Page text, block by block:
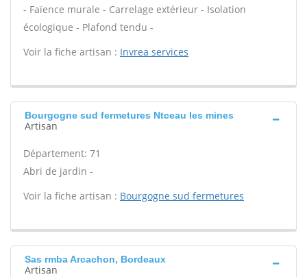
- Faïence murale - Carrelage extérieur - Isolation
écologique - Plafond tendu -
Voir la fiche artisan : Invrea services
Bourgogne sud fermetures Ntceau les mines
Artisan
Département: 71
Abri de jardin -
Voir la fiche artisan : Bourgogne sud fermetures
Sas rmba Arcachon, Bordeaux
Artisan